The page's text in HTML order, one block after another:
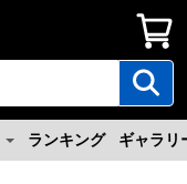
ランキング ギャラリ